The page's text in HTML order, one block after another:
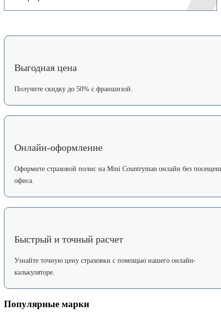
Выгодная цена
Получите скидку до 50% с франшизой.
Онлайн-оформление
Оформите страховой полис на Mini Countryman онлайн без
офиса.
Быстрый и точный расчет
Узнайте точную цену страховки с помощью нашего онлайн-
калькуляторе.
Популярные марки